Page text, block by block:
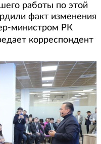
работы по этой
факт изменения
министром РК
корреспондент